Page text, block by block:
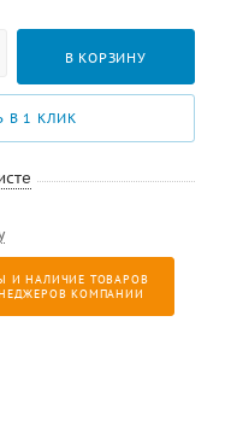
В КОРЗИНУ
В 1 КЛИК
И НАЛИЧИЕ ТОВАРОВ
КОМПАНИИ